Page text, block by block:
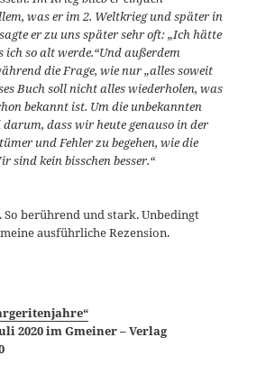
was er im 2. Weltkrieg und später in
er zu uns später sehr oft: „Ich hätte
ich so alt werde.“Und außerdem
die Frage, wie nur „alles soweit
Buch soll nicht alles wiederholen, was
bekannt ist. Um die unbekannten
darum, dass wir heute genauso in der
und Fehler zu begehen, wie die
sind kein bisschen besser.“
So berührend und stark. Unbedingt
ausführliche Rezension.
2020 im Gmeiner – Verlag